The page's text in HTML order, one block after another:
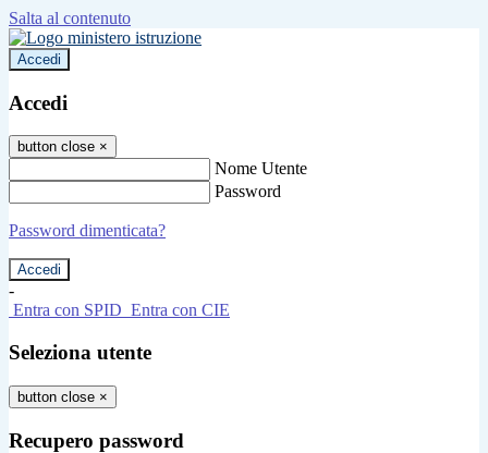
Salta al contenuto
Accedi
Accedi
button close ×
Nome Utente
Password
Password dimenticata?
-
Entra con SPID Entra con CIE
Seleziona utente
button close ×
Recupero password